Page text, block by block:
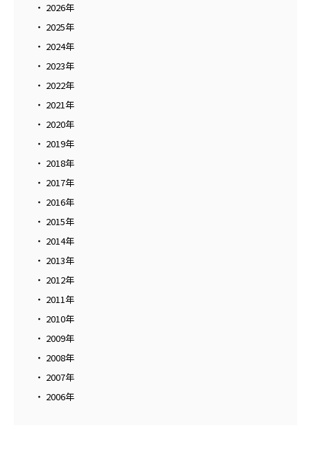
2026年
2025年
2024年
2023年
2022年
2021年
2020年
2019年
2018年
2017年
2016年
2015年
2014年
2013年
2012年
2011年
2010年
2009年
2008年
2007年
2006年